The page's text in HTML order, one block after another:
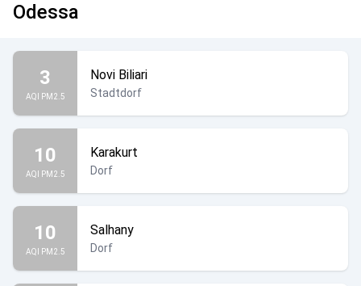
Odessa
3
AQI PM2.5
Novi Biliari
Stadtdorf
10
AQI PM2.5
Karakurt
Dorf
10
AQI PM2.5
Salhany
Dorf